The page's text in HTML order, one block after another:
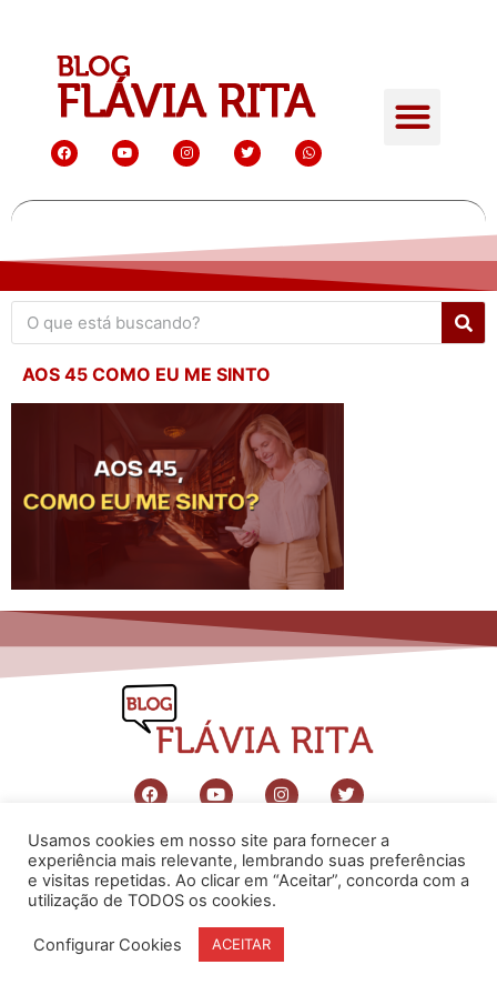
AOS 45 COMO EU ME SINTO
www.flaviarita.com
Flávia Rita Cursos Online2025
© Todos os direitos reservados
Usamos cookies em nosso site para fornecer a
experiência mais relevante, lembrando suas preferências
e visitas repetidas. Ao clicar em “Aceitar”, concorda com a
utilização de TODOS os cookies.
Configurar Cookies ACEITAR